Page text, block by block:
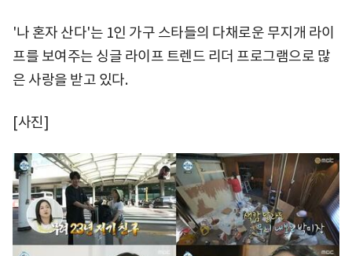
'나 혼자 산다'는 1인 가구 스타들의 다채로운 무지개 라이
프를 보여주는 싱글 라이프 트렌드 리더 프로그램으로 많
은 사랑을 받고 있다.
[사진]